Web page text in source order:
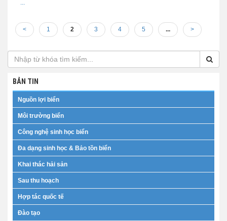
...
< 1 2 3 4 5 ... >
BẢN TIN
Nguồn lợi biển
Môi trường biển
Công nghệ sinh học biển
Đa dạng sinh học & Bảo tồn biển
Khai thác hải sản
Sau thu hoạch
Hợp tác quốc tế
Đào tạo